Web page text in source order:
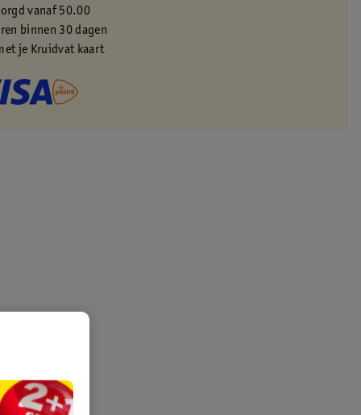
vanaf 50.00
binnen 30 dagen
je Kruidvat kaart